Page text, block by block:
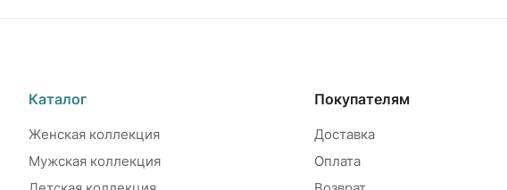
Каталог
Женская коллекция
Мужская коллекция
Покупателям
Доставка
Оплата